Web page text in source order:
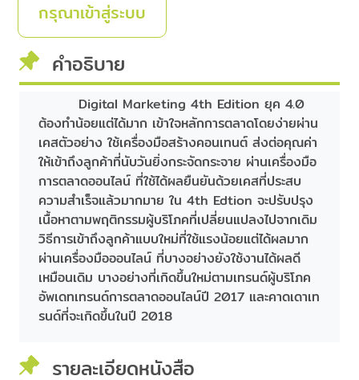
กรุณาเข้าสู่ระบบ
คำอธิบาย
Digital Marketing 4th Edition ยุค 4.0
ต้องทำน้อยแต่ได้มาก เข้าใจหลักการตลาดโดยง่ายผ่าน
เคสตัวอย่าง ใช้เครื่องมือสร้างคอนเทนต์ ส่งต่อคุณค่า
ให้เข้าถึงลูกค้าที่นับวันยิ่งกระจัดกระจาย ผ่านเครื่องมือ
การตลาดออนไลน์ ที่ใช้ได้ผลยืนยันด้วยเคสที่ประสบ
ความสำเร็จแล้วมากมาย ใน 4th Edtion จะปรับปรุง
เนื้อหาตามพฤติกรรมผู้บริโภคที่เปลี่ยนแปลงไปจากเดิม
วิธีการเข้าถึงลูกค้าแบบใหม่ที่ใช้แรงน้อยแต่ได้ผลมาก
ผ่านเครื่องมือออนไลน์ ที่บางอย่างยังใช้งานได้ผลดี
เหมือนเดิม บางอย่างที่เกิดขึ้นใหม่ตามเทรนด์ผู้บริโภค
อัพเดทเทรนด์การตลาดออนไลน์ปี 2017 และคาดเดาเท
รนด์ที่จะเกิดขึ้นในปี 2018
รายละเอียดหนังสือ